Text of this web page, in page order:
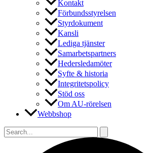
Kontakt
Förbundsstyrelsen
Styrdokument
Kansli
Lediga tjänster
Samarbetspartners
Hedersledamöter
Syfte & historia
Integritetspolicy
Stöd oss
Om AU-rörelsen
Webbshop
Sök
efter: